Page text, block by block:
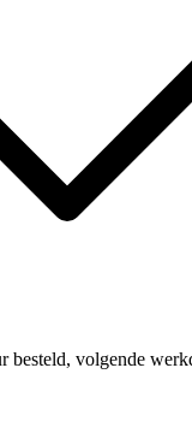
besteld, volgende